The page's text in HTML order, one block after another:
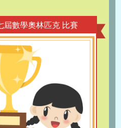
屆數學奧林匹克 比賽